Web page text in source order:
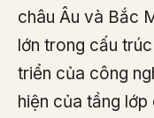
châu Âu và Bắc
lớn trong cấu
triển của công
hiện của tầng